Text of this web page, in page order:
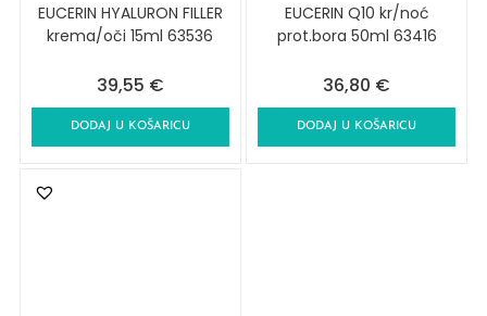
EUCERIN HYALURON FILLER
krema/oči 15ml 63536
39,55 €
DODAJ U KOŠARICU
EUCERIN Q10 kr/noć
prot.bora 50ml 63416
36,80 €
DODAJ U KOŠARICU